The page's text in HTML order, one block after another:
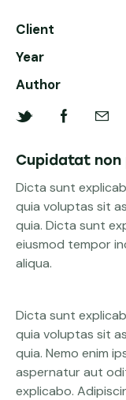
Client
Year
Author
Cupidatat
Dicta sunt
quia voluptas sit
quia. Dicta sunt
eiusmod tempor
aliqua.
Dicta sunt
quia voluptas sit
quia. Nemo enim
aspernatur aut
explicabo.